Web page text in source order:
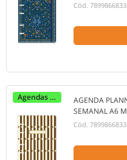
Cód.
Agendas 2027
AGENDA
SEMANAL A6
Cód.